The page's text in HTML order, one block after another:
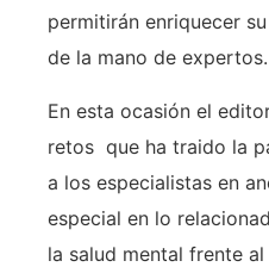
permitirán enriquecer
de la mano de expertos.
En esta ocasión el
retos que ha traido la
a los especialistas en
especial en lo
la salud mental frente